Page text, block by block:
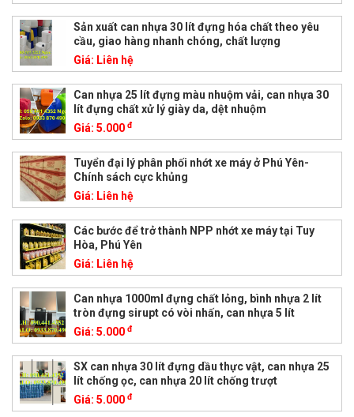
Sản xuất can nhựa 30 lít đựng hóa chất theo yêu
cầu, giao hàng nhanh chóng, chất lượng
Giá: Liên hệ
Can nhựa 25 lít đựng màu nhuộm vải, can nhựa 30
lít đựng chất xử lý giày da, dệt nhuộm
Giá: 5.000 đ
Tuyển đại lý phân phối nhớt xe máy ở Phú Yên-
Chính sách cực khủng
Giá: Liên hệ
Các bước để trở thành NPP nhớt xe máy tại Tuy
Hòa, Phú Yên
Giá: Liên hệ
Can nhựa 1000ml đựng chất lỏng, bình nhựa 2 lít
tròn đựng sirupt có vòi nhấn, can nhựa 5 lít
Giá: 5.000 đ
SX can nhựa 30 lít đựng dầu thực vật, can nhựa 25
lít chống ọc, can nhựa 20 lít chống trượt
Giá: 5.000 đ